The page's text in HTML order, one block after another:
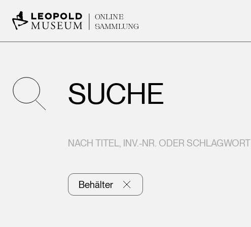
ONLINE
SAMMLUNG
NACH TITEL, INV.-NR. ODER SCHLAGWORT
Behälter